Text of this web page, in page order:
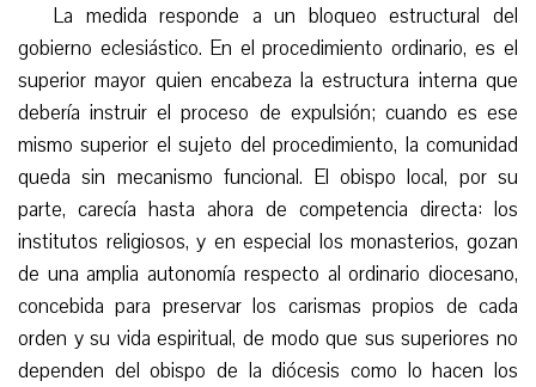
La medida responde a un bloqueo estructural del
gobierno eclesiástico. En el procedimiento ordinario, es el
superior mayor quien encabeza la estructura interna que
debería instruir el proceso de expulsión; cuando es ese
mismo superior el sujeto del procedimiento, la comunidad
queda sin mecanismo funcional. El obispo local, por su
parte, carecía hasta ahora de competencia directa: los
institutos religiosos, y en especial los monasterios, gozan
de una amplia autonomía respecto al ordinario diocesano,
concebida para preservar los carismas propios de cada
orden y su vida espiritual, de modo que sus superiores no
dependen del obispo de la diócesis como lo hacen los